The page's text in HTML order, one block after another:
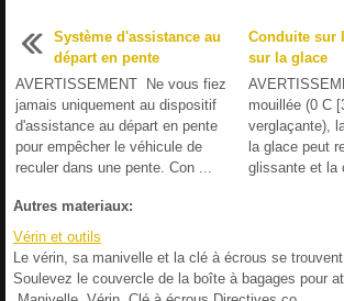
Système d'assistance au
départ en pente
AVERTISSEMENT Ne vous fiez
jamais uniquement au dispositif
d'assistance au départ en pente
pour empêcher le véhicule de
reculer dans une pente. Con ...
Conduite sur
sur la glace
mouillée (0 C
verglaçante),
la glace peut
glissante et la
Autres materiaux:
Vérin et outils
Le vérin, sa manivelle et la clé à écrous se
Soulevez le couvercle de la boîte à bagages pour